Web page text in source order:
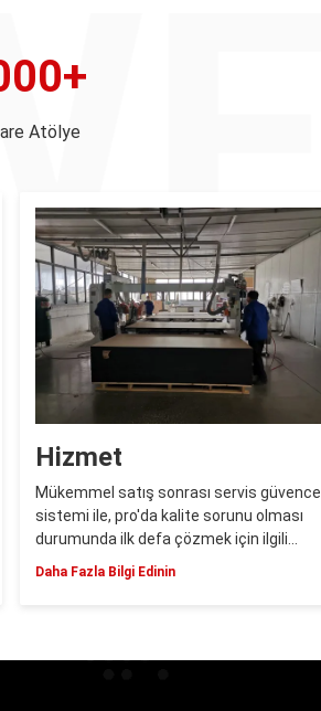
Atölye
Hizmet
Mükemmel satış sonrası servis güvence
sistemi ile, pro'da kalite sorunu olması
durumunda ilk defa çözmek için ilgili
personeli ayarlayacağız.
Daha Fazla Bilgi Edinin